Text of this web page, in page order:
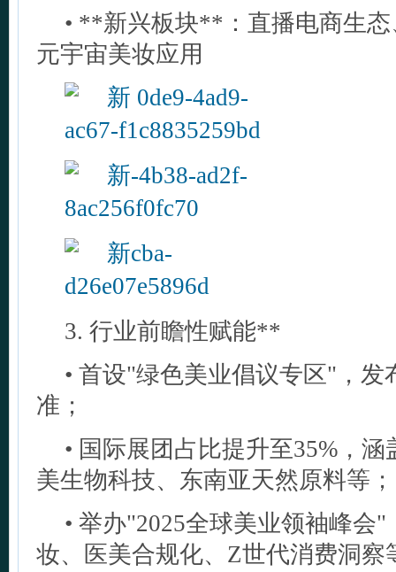
• **新兴板块**：直播电商生
元宇宙美妆应用
3. 行业前瞻性赋能**
• 首设"绿色美业倡议专区"，发
准；
• 国际展团占比提升至35%，
美生物科技、东南亚天然原料等
• 举办"2025全球美业领袖峰会
妆、医美合规化、Z世代消费洞察